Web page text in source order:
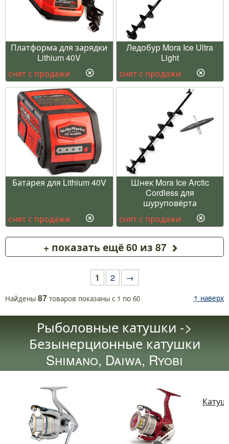
Платформа для зарядки
Lithium 40V
снят с продажи
Ледобур Mora Ice Ultra
Light
снят с продажи
Батарея для Lithium 40V
снят с продажи
Шнек Mora Ice Arctic
Cordless для
шуруповёрта
снят с продажи
+ показать ещё 60 из 87
1 2 →
Найдены 87 товаров показаны с 1 по 60 ↑ наверх
Рыболовные катушки ->
Безынерционные катушки
Shimano, Daiwa, Ryobi